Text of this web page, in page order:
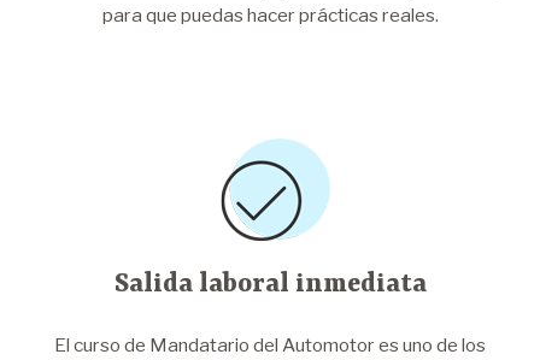
para que puedas hacer prácticas reales.
Salida laboral inmediata
El curso de Mandatario del Automotor es uno de los